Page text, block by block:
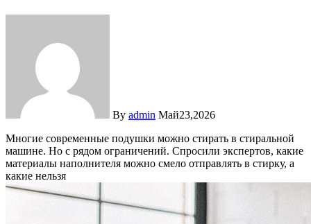
By admin Май23,2026
Многие современные подушки можно стирать в стиральной
машине. Но с рядом ограничений. Спросили экспертов, какие
материалы наполнителя можно смело отправлять в стирку, а
какие нельзя